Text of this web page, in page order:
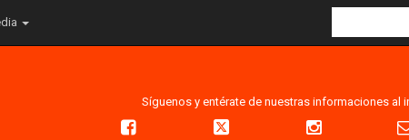
Síguenos y entérate de nuestras informaciones al